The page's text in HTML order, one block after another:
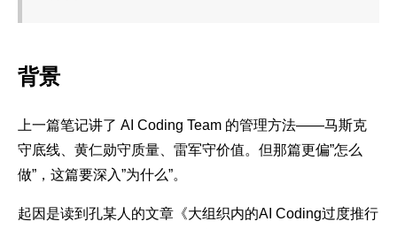
背景
上一篇笔记讲了 AI Coding Team 的管理方法——马斯克
守底线、黄仁勋守质量、雷军守价值。但那篇更偏”怎么
做”，这篇要深入”为什么”。
起因是读到孔某人的文章《大组织内的AI Coding过度推行